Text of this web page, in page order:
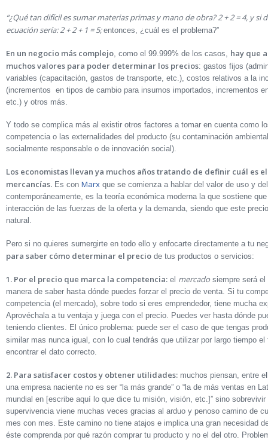
“¿Qué tan difícil es sumar materias primas y mano de obra? 2 + 2 = 4, y
ecuación sería: 2 + 2 + 1 = 5;entonces, ¿cuál es el problema?”
En un negocio más complejo, como el 99.999% de los casos, hay que
muchos valores para poder determinar los precios: gastos fijos
variables (capacitación, gastos de transporte, etc.), costos relativos a la
(incrementos en tipos de cambio para insumos importados, incrementos
etc.) y otros más.
Y todo se complica más al existir otros factores a tomar en cuenta como
competencia o las externalidades del producto (su contaminación
socialmente responsable o de innovación social).
Los economistas llevan ya muchos años tratando de definir cuál es
mercancías. Es con Marx que se comienza a hablar del valor de uso y
contemporáneamente, es la teoría económica moderna la que sostiene
interacción de las fuerzas de la oferta y la demanda, siendo que este
natural.
Pero si no quieres sumergirte en todo ello y enfocarte directamente a tu
para saber cómo determinar el precio de tus productos o servicios:
1. Por el precio que marca la competencia: el mercado siempre será el
manera de saber hasta dónde puedes forzar el precio de venta. Si tu
competencia (el mercado), sobre todo si eres emprendedor, tiene mucha
Aprovéchala a tu ventaja y juega con el precio. Puedes ver hasta dónde
teniendo clientes. El único problema: puede ser el caso de que tengas
similar mas nunca igual, con lo cual tendrás que utilizar por largo tiempo
encontrar el dato correcto.
2. Para satisfacer costos y obtener utilidades: muchos piensan, entre
una empresa naciente no es ser “la más grande” o “la de más ventas en
mundial en [escribe aquí lo que dice tu misión, visión, etc.]” sino
supervivencia viene muchas veces gracias al arduo y penoso camino de
mes con mes. Este camino no tiene atajos e implica una gran necesidad
éste comprenda por qué razón comprar tu producto y no el del otro.